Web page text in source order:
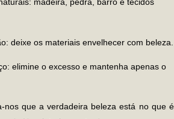
deixe os materiais envelhecer com beleza.
elimine o excesso e mantenha apenas o
nos que a verdadeira beleza está no que é